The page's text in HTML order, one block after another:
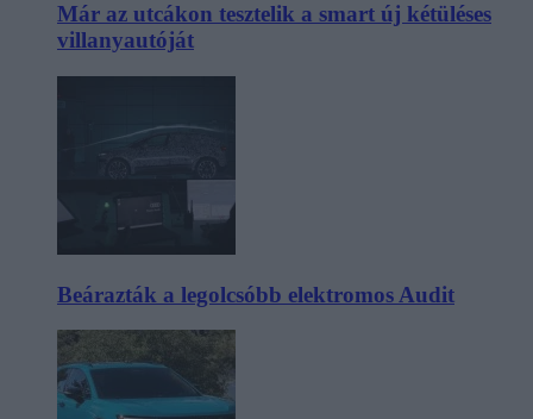
Már az utcákon tesztelik a smart új kétüléses
villanyautóját
Beárazták a legolcsóbb elektromos Audit